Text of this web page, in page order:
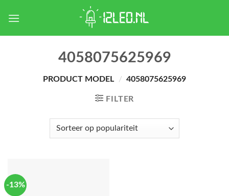
4058075625969
PRODUCT MODEL / 4058075625969
FILTER
-13%